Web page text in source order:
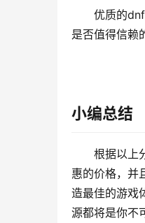
优质的
是否值得信赖
小编总结
根据以上
惠的价格，并
造最佳的游戏
源都将是你不